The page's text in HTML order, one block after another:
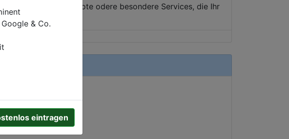
um Sonderangebote odere besondere Services, die Ihr
& Co.
eintragen